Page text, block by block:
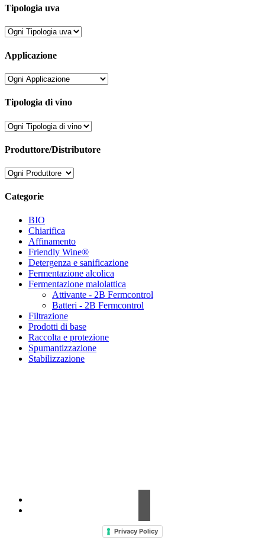
Tipologia uva
Applicazione
Tipologia di vino
Produttore/Distributore
Categorie
BIO
Chiarifica
Affinamento
Friendly Wine®
Detergenza e sanificazione
Fermentazione alcolica
Fermentazione malolattica
Attivante - 2B Fermcontrol
Batteri - 2B Fermcontrol
Filtrazione
Prodotti di base
Raccolta e protezione
Spumantizzazione
Stabilizzazione
Privacy Policy